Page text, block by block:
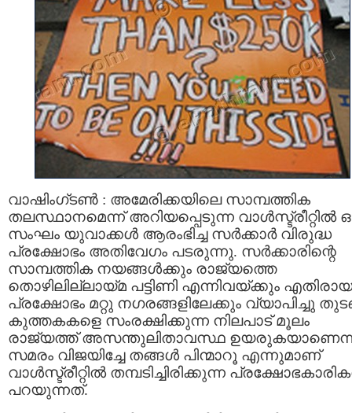
വാഷിംഗ്ടണ്‍ : അമേരിക്കയിലെ സാമ്പത്തിക
തലസ്ഥാനമെന്ന് അറിയപ്പെടുന്ന വാള്‍സ്ട്രീറ്റില്‍
സംഘം യുവാക്കള്‍ ആരംഭിച്ച സര്‍ക്കാര്‍ വിരുദ്ധ
പ്രക്ഷോഭം അതിവേഗം പടരുന്നു. സര്‍ക്കാരിന്റെ
സാമ്പത്തിക നയങ്ങള്‍ക്കും രാജ്യത്തെ
തൊഴിലില്ലായ്മ പട്ടിണി എന്നിവയ്ക്കും എതിരായ
പ്രക്ഷോഭം മറ്റു നഗരങ്ങളിലേക്കും വ്യാപിച്ചു
കുത്തകകളെ സംരക്ഷിക്കുന്ന നിലപാട് മൂലം
രാജ്യത്ത് അസന്തുലിതാവസ്ഥ
സമരം വിജയിച്ചേ തങ്ങള്‍ പിന്മാറൂ എന്നുമാണ്
വാള്‍സ്ട്രീറ്റില്‍ തമ്പടിച്ചിരിക്കുന്ന
പറയുന്നത്.